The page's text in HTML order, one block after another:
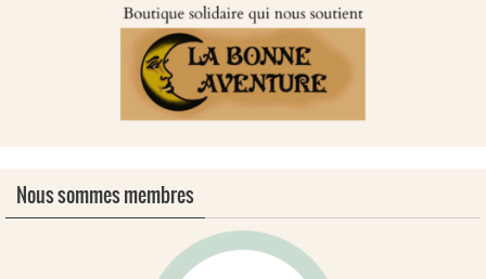
Nous sommes membres